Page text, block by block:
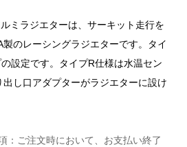
ラジエターは、サーキット走行を
製のレーシングラジエターです。タイ
設定です。タイプR仕様は水温セン
し口アダプターがラジエターに設け
：ご注文時において、お支払い終了